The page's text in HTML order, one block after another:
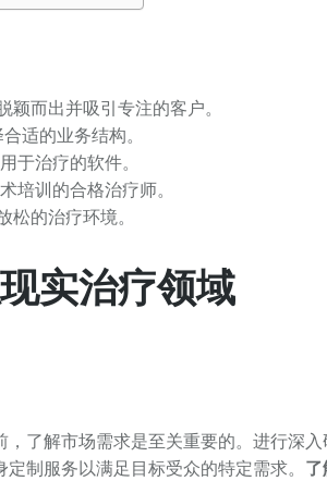
而出并吸引专注的客户。
适的业务结构。
于治疗的软件。
培训的合格治疗师。
的治疗环境。
实治疗领域
了解市场需求是至关重要的。进行深
制服务以满足目标受众的特定需求。